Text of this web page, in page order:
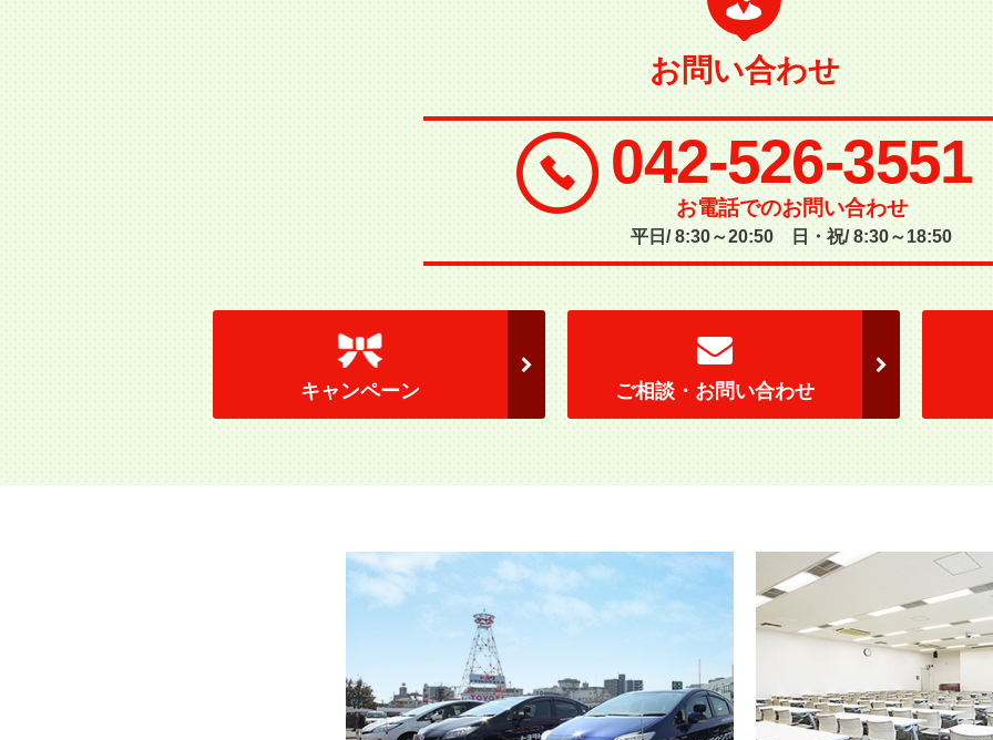
お問い合わせ
042-526-3551
お電話でのお問い合わせ
平日/ 8:30～20:50 日・祝/ 8:30～18:50
キャンペーン ご相談・お問い合わせ